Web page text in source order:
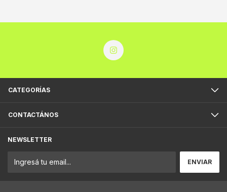
CATEGORÍAS
CONTACTÁNOS
NEWSLETTER